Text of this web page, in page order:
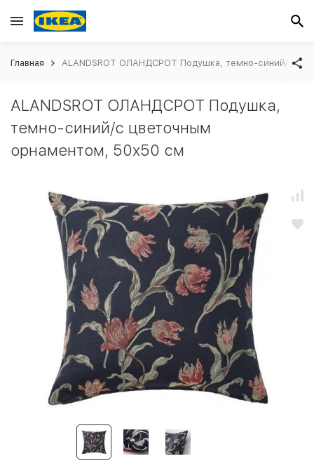
Главная ALANDSROT ОЛАНДСРОТ Подушка, темно-синий/с
ALANDSROT ОЛАНДСРОТ Подушка,
темно-синий/с цветочным
орнаментом, 50x50 см